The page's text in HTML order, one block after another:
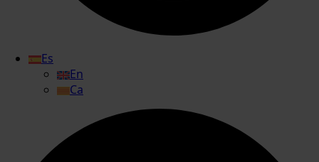
Es
En
Ca